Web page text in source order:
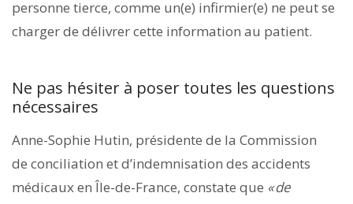
personne tierce, comme un(e) infirmier(e) ne peut se
charger de délivrer cette information au patient.
Ne pas hésiter à poser toutes les questions
nécessaires
Anne-Sophie Hutin, présidente de la Commission
de conciliation et d’indemnisation des accidents
médicaux en Île-de-France, constate que « de